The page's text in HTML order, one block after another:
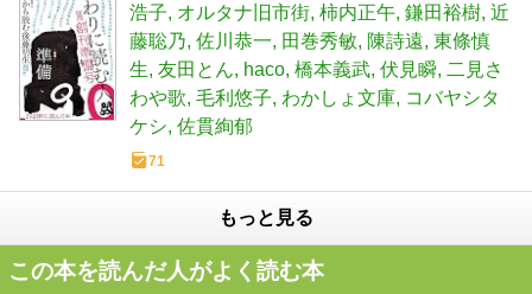
浩子 オルタナ旧市街 柿内正午 鎌田裕樹 近
藤聡乃 佐川恭一 田巻秀敏 陳詩遠 東條慎
生 友田とん haco 橋本義武 伏見瞬 二見さ
わや歌 毛利悠子 わかしょ文庫 コバヤシタ
ケシ 佐貫絢郁
71
もっと見る
この本を読んだ人がよく読む本